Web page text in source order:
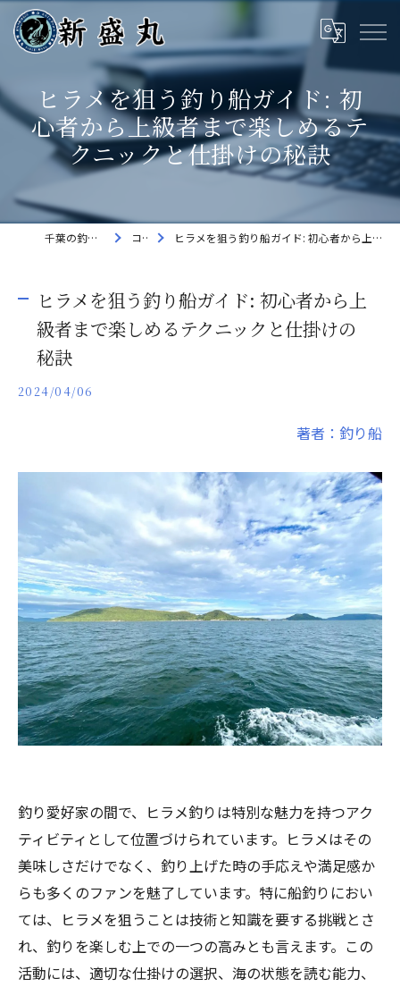
ヒラメを狙う釣り船ガイド: 初
心者から上級者まで楽しめるテ
クニックと仕掛けの秘訣
千葉の釣り船なら新盛丸 コラム ヒラメを狙う釣り船ガイド: 初心者から上級者まで楽しめるテクニックと仕掛けの秘訣
ヒラメを狙う釣り船ガイド: 初心者から上
級者まで楽しめるテクニックと仕掛けの
秘訣
2024/04/06
著者：釣り船
釣り愛好家の間で、ヒラメ釣りは特別な魅力を持つアク
ティビティとして位置づけられています。ヒラメはその
美味しさだけでなく、釣り上げた時の手応えや満足感か
らも多くのファンを魅了しています。特に船釣りにおい
ては、ヒラメを狙うことは技術と知識を要する挑戦とさ
れ、釣りを楽しむ上での一つの高みとも言えます。この
活動には、適切な仕掛けの選択、海の状態を読む能力、